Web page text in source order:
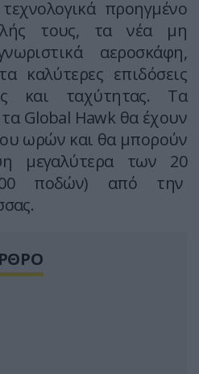
προηγμένο
τους, τα νέα μη
αεροσκάφη,
καλύτερες επιδόσεις
και ταχύτητας. Τα
Global Hawk θα έχουν
ωρών και θα μπορούν
μεγαλύτερα των 20
ποδών) από την